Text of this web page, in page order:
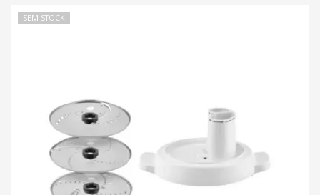
SEM STOCK